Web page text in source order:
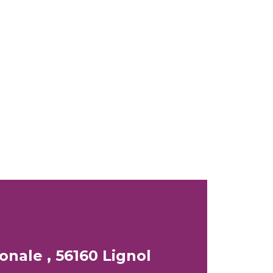
, 56160 Lignol